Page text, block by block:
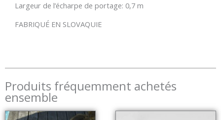
Largeur de l’écharpe de portage: 0,7 m
FABRIQUÉ EN SLOVAQUIE
Produits fréquemment achetés
ensemble